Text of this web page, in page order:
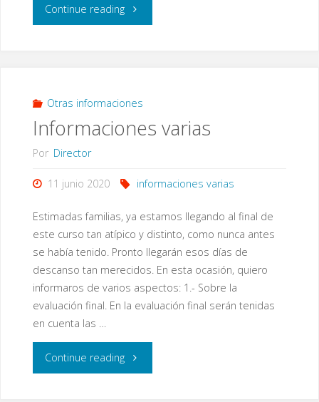
Continue reading"Material
Otras informaciones
Informaciones varias
Por Director
11 junio 2020 informaciones varias
Estimadas familias, ya estamos llegando al final de
este curso tan atípico y distinto, como nunca antes
se había tenido. Pronto llegarán esos días de
descanso tan merecidos. En esta ocasión, quiero
informaros de varios aspectos: 1.- Sobre la
evaluación final. En la evaluación final serán tenidas
en cuenta las …
Continue reading"Informaciones